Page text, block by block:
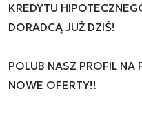
KREDYTU
DORADCĄ JUŻ DZIŚ!
POLUB NASZ PROFIL NA
NOWE OFERTY!!